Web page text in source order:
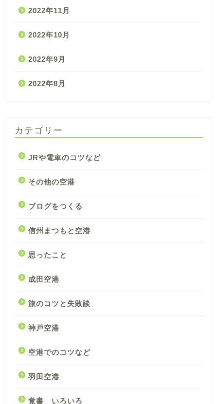
2022年11月
2022年10月
2022年9月
2022年8月
カテゴリー
JRや電車のコツなど
その他の空港
ブログをつくる
信州まつもと空港
思ったこと
成田空港
旅のコツと失敗談
神戸空港
空港でのコツなど
羽田空港
覚書 いろいろ